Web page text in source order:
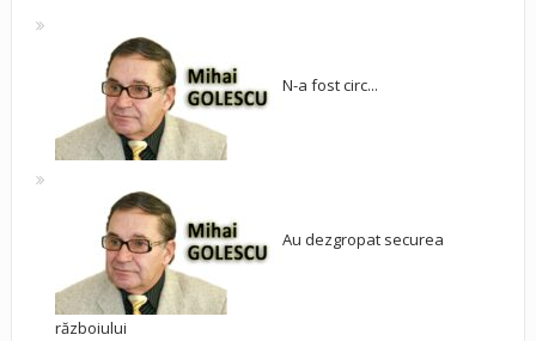
N-a fost circ...
Au dezgropat securea
războiului